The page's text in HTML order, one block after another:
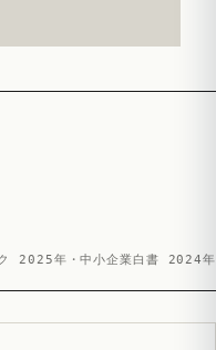
2025年・中小企業白書 2024年